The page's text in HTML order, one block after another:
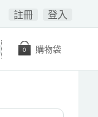
註冊 登入
購物袋
0